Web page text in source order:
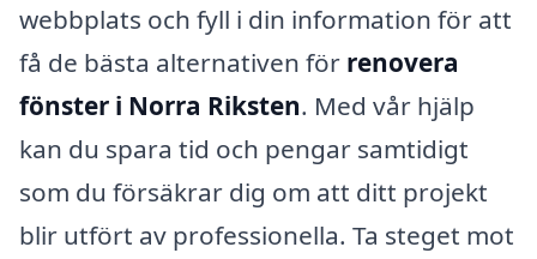
webbplats och fyll i din information för att
få de bästa alternativen för renovera
fönster i Norra Riksten. Med vår hjälp
kan du spara tid och pengar samtidigt
som du försäkrar dig om att ditt projekt
blir utfört av professionella. Ta steget mot